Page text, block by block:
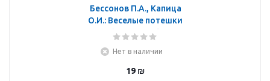
Бессонов П.А., Капица
О.И.: Веселые потешки
(Гармошки)
Нет в наличии
19 ₪